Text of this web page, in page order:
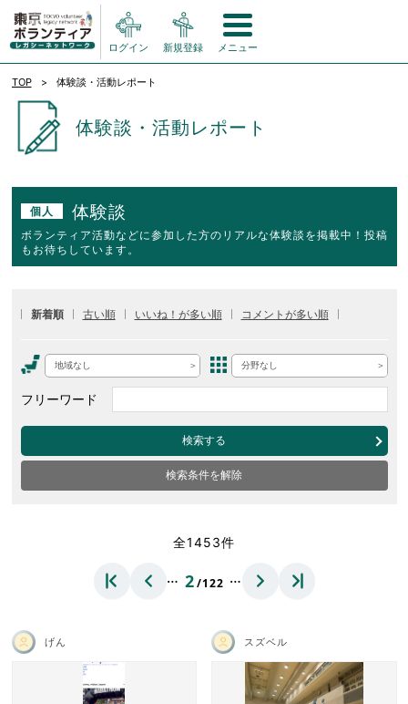
ログイン 新規登録 メニュー
TOP 体験談・活動レポート
体験談・活動レポート
個人 体験談
ボランティア活動などに参加した方のリアルな体験談を掲載中！投稿
もお待ちしています。
新着順 古い順 いいね！が多い順 コメントが多い順
地域なし 分野なし
フリーワード
検索する
検索条件を解除
全1453件
… 2/122 …
げん スズベル